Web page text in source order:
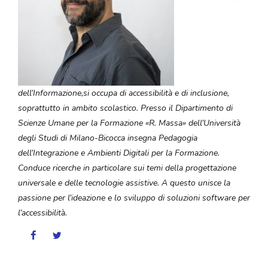
dell’Informazione,si occupa di accessibilità e di inclusione,
soprattutto in ambito scolastico. Presso il Dipartimento di
Scienze Umane per la Formazione «R. Massa» dell’Università
degli Studi di Milano-Bicocca insegna Pedagogia
dell’Integrazione e Ambienti Digitali per la Formazione.
Conduce ricerche in particolare sui temi della progettazione
universale e delle tecnologie assistive. A questo unisce la
passione per l’ideazione e lo sviluppo di soluzioni software per
l’accessibilità.